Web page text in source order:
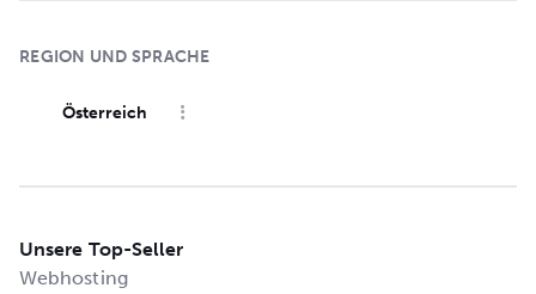
REGION UND SPRACHE
Österreich
Unsere Top-Seller
Webhosting